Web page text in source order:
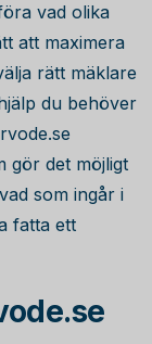
vad olika
att maximera
rätt mäklare
du behöver
gör det möjligt
som ingår i
fatta ett